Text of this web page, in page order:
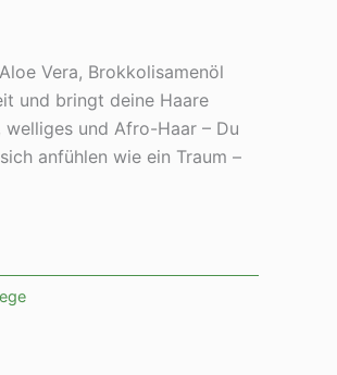
Vera, Brokkolisamenöl
und bringt deine Haare
und Afro-Haar – Du
anfühlen wie ein Traum –